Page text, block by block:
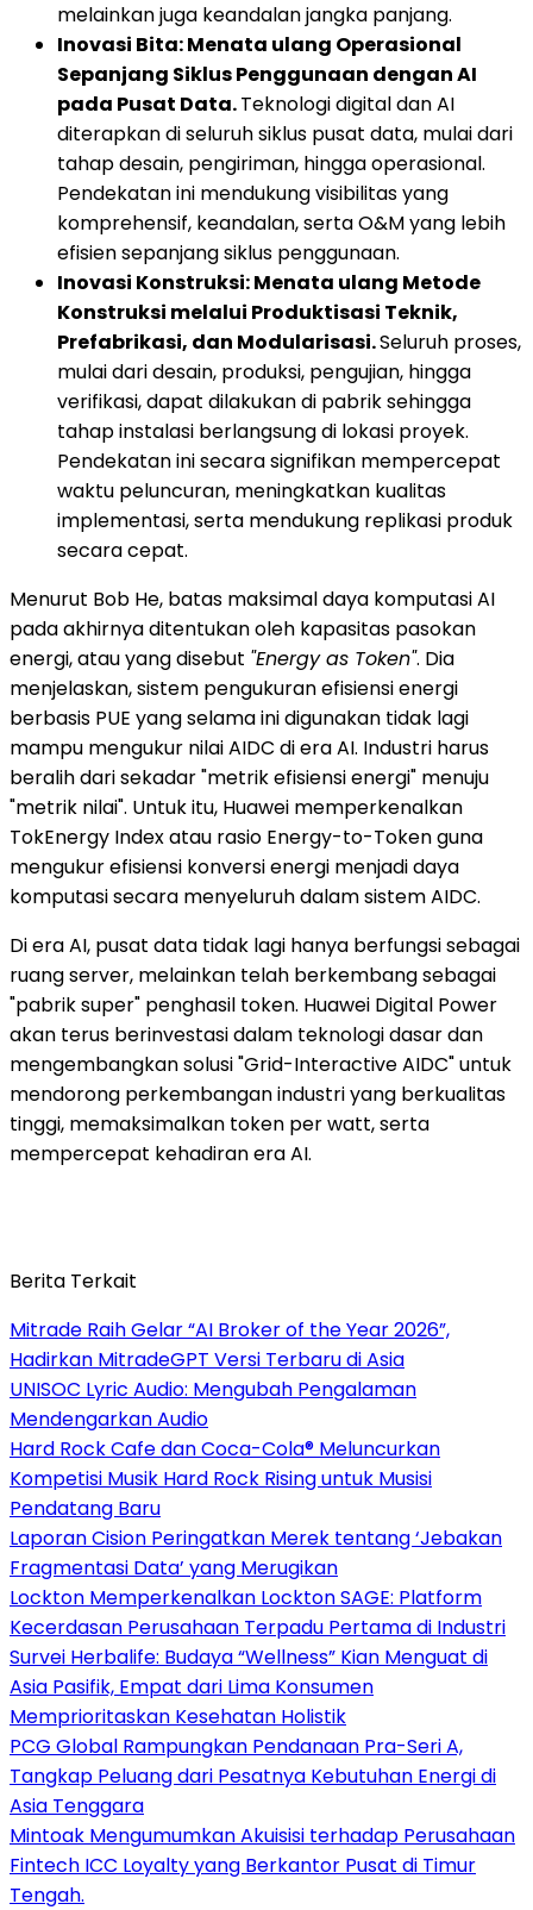
melainkan juga keandalan jangka panjang.
Inovasi Bita: Menata ulang Operasional
Sepanjang Siklus Penggunaan dengan AI
pada Pusat Data.Teknologi digital dan AI
diterapkan di seluruh siklus pusat data, mulai dari
tahap desain, pengiriman, hingga operasional.
Pendekatan ini mendukung visibilitas yang
komprehensif, keandalan, serta O&M yang lebih
efisien sepanjang siklus penggunaan.
Inovasi Konstruksi: Menata ulang Metode
Konstruksi melalui Produktisasi Teknik,
Prefabrikasi, dan Modularisasi.Seluruh proses,
mulai dari desain, produksi, pengujian, hingga
verifikasi, dapat dilakukan di pabrik sehingga
tahap instalasi berlangsung di lokasi proyek.
Pendekatan ini secara signifikan mempercepat
waktu peluncuran, meningkatkan kualitas
implementasi, serta mendukung replikasi produk
secara cepat.
Menurut Bob He, batas maksimal daya komputasi AI
pada akhirnya ditentukan oleh kapasitas pasokan
energi, atau yang disebut "Energy as Token". Dia
menjelaskan, sistem pengukuran efisiensi energi
berbasis PUE yang selama ini digunakan tidak lagi
mampu mengukur nilai AIDC di era AI. Industri harus
beralih dari sekadar "metrik efisiensi energi" menuju
"metrik nilai". Untuk itu, Huawei memperkenalkan
TokEnergy Index atau rasio Energy-to-Token guna
mengukur efisiensi konversi energi menjadi daya
komputasi secara menyeluruh dalam sistem AIDC.
Di era AI, pusat data tidak lagi hanya berfungsi sebagai
ruang server, melainkan telah berkembang sebagai
"pabrik super" penghasil token. Huawei Digital Power
akan terus berinvestasi dalam teknologi dasar dan
mengembangkan solusi "Grid-Interactive AIDC" untuk
mendorong perkembangan industri yang berkualitas
tinggi, memaksimalkan token per watt, serta
mempercepat kehadiran era AI.
Berita Terkait
Mitrade Raih Gelar “AI Broker of the Year 2026”,
Hadirkan MitradeGPT Versi Terbaru di Asia
UNISOC Lyric Audio: Mengubah Pengalaman
Mendengarkan Audio
Hard Rock Cafe dan Coca-Cola® Meluncurkan
Kompetisi Musik Hard Rock Rising untuk Musisi
Pendatang Baru
Laporan Cision Peringatkan Merek tentang ‘Jebakan
Fragmentasi Data’ yang Merugikan
Lockton Memperkenalkan Lockton SAGE: Platform
Kecerdasan Perusahaan Terpadu Pertama di Industri
Survei Herbalife: Budaya “Wellness” Kian Menguat di
Asia Pasifik, Empat dari Lima Konsumen
Memprioritaskan Kesehatan Holistik
PCG Global Rampungkan Pendanaan Pra-Seri A,
Tangkap Peluang dari Pesatnya Kebutuhan Energi di
Asia Tenggara
Mintoak Mengumumkan Akuisisi terhadap Perusahaan
Fintech ICC Loyalty yang Berkantor Pusat di Timur
Tengah.